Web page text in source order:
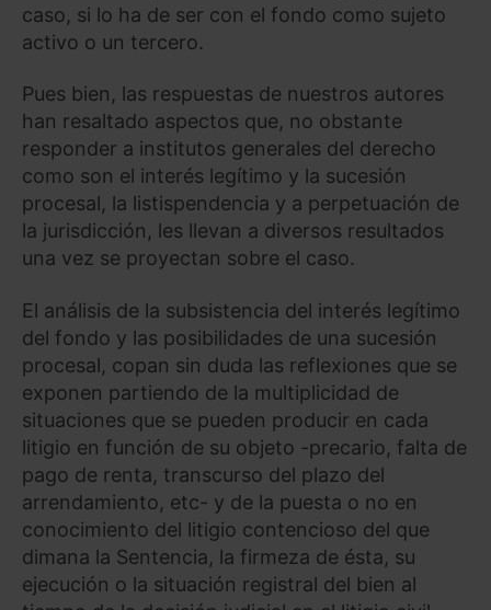
caso, si lo ha de ser con el fondo como sujeto
activo o un tercero.
Pues bien, las respuestas de nuestros autores
han resaltado aspectos que, no obstante
responder a institutos generales del derecho
como son el interés legítimo y la sucesión
procesal, la listispendencia y a perpetuación de
la jurisdicción, les llevan a diversos resultados
una vez se proyectan sobre el caso.
El análisis de la subsistencia del interés legítimo
del fondo y las posibilidades de una sucesión
procesal, copan sin duda las reflexiones que se
exponen partiendo de la multiplicidad de
situaciones que se pueden producir en cada
litigio en función de su objeto -precario, falta de
pago de renta, transcurso del plazo del
arrendamiento, etc- y de la puesta o no en
conocimiento del litigio contencioso del que
dimana la Sentencia, la firmeza de ésta, su
ejecución o la situación registral del bien al